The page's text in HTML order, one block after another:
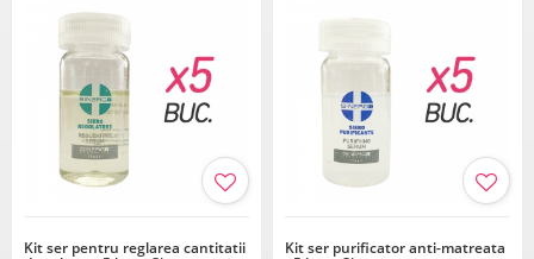
Kit ser pentru reglarea cantitatii Kit ser purificator anti-matreata